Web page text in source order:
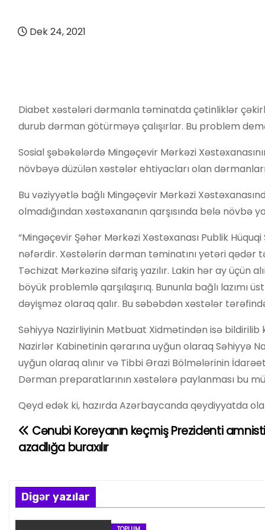
Dek 24, 2021
Diabet xəstələri dərmanla təminatda çətinliklər
durub dərman götürməyə çalışırlar. Bu problem
Sosial şəbəkələrdə Mingəçevir Mərkəzi
növbəyə düzülən xəstələr ehtiyacları olan
Bu vəziyyətlə bağlı Mingəçevir Mərkəzi
olmadığından xəstəxananın qarşısında belə növbə
“Mingəçevir Şəhər Mərkəzi Xəstəxanası Publik
nəfərdir. Xəstələrin dərman təminatını yetəri
Təchizat Mərkəzinə sifariş yazılır. Lakin hər ay üçün
böyük problemlə qarşılaşırıq. Bununla bağlı
dəyişməz olaraq qalır. Bu səbəbdən xəstələr
Səhiyyə Nazirliyinin Mətbuat Xidmətindən isə
Nazirlər Kabinetinin qərarına uyğun olaraq Səhiyyə
uyğun olaraq alınır və Tibbi Ərazi Bölmələrinin
Dərman preparatlarının xəstələrə paylanması bu
Qeyd edək ki, hazırda Azərbaycanda qeydiyyatda
Y
z
ı
Cənubi Koreyanın keçmiş Prezidenti
azadlığa buraxılır
Digər yazılar